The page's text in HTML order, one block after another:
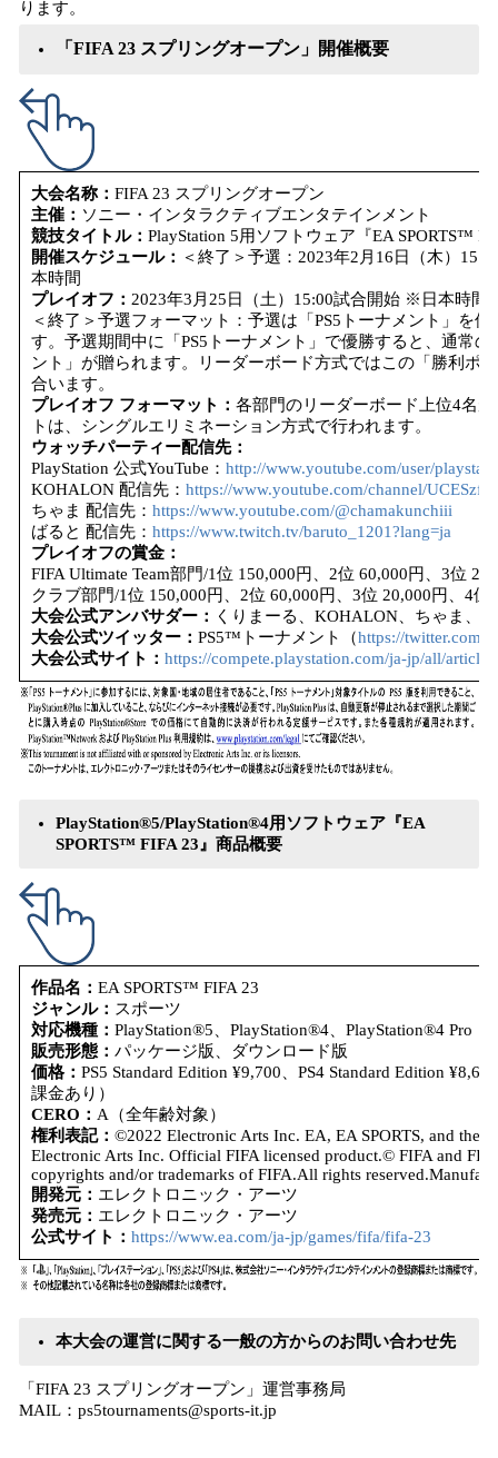
ります。
「FIFA 23 スプリングオープン」開催概要
大会名称： FIFA 23 スプリングオープン
主催： ソニー・インタラクティブエンタテインメント
競技タイトル： PlayStation 5用ソフトウェア『EA SPORTS™
開催スケジュール：
＜終了＞予選：2023年2月16日（木）
本時間
プレイオフ： 2023年3月25日（土）15:00試合開始 ※日本時間
＜終了＞予選フォーマット：予選は「PS5トーナメント」を
す。予選期間中に「PS5トーナメント」で優勝すると、通常
ント」が贈られます。リーダーボード方式ではこの「勝利ポ
合います。
プレイオフ フォーマット： 各部門のリーダーボード上位4名
トは、シングルエリミネーション方式で行われます。
ウォッチパーティー配信先：
PlayStation 公式YouTube： http://www.youtube.com/user/
KOHALON 配信先： https://www.youtube.com/channel/
ちゃま 配信先： https://www.youtube.com/@chamakunchiii
ばると 配信先： https://www.twitch.tv/baruto_1201?lang=ja
プレイオフの賞金：
FIFA Ultimate Team部門/1位 150,000円、2位 60,000円、3位
クラブ部門/1位 150,000円、2位 60,000円、3位 20,000円、4位
大会公式アンバサダー：
くりまーる、KOHALON、ちゃま
大会公式ツイッター： PS5™トーナメント（https://twitter.com/
大会公式サイト： https://compete.playstation.com/ja-jp/all/
PlayStation®5/PlayStation®4用ソフトウェア『EA
SPORTS™ FIFA 23』商品概要
作品名： EA SPORTS™ FIFA 23
ジャンル： スポーツ
対応機種： PlayStation®5、PlayStation®4、PlayStation®4 Pro
販売形態： パッケージ版、ダウンロード版
価格： PS5 Standard Edition ¥9,700、PS4 Standard Edition
課金あり）
CERO： A（全年齢対象）
権利表記： ©2022 Electronic Arts Inc. EA, EA SPORTS, and the
Electronic Arts Inc. Official FIFA licensed product.© FIFA and
copyrights and/or trademarks of FIFA.All rights
開発元： エレクトロニック・アーツ
発売元： エレクトロニック・アーツ
公式サイト： https://www.ea.com/ja-jp/games/fifa/fifa-23
本大会の運営に関する一般の方からのお問い合わせ先
「FIFA 23 スプリングオープン」運営事務局
MAIL：ps5tournaments@sports-it.jp